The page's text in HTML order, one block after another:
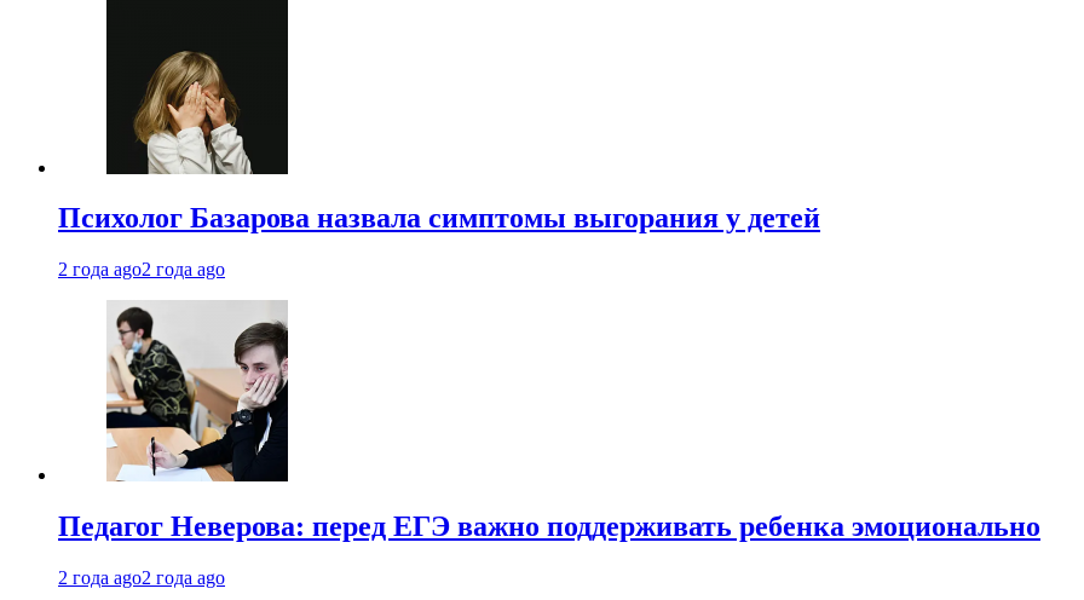
Психолог Базарова назвала симптомы выгорания у детей
2 года ago2 года ago
Педагог Неверова: перед ЕГЭ важно поддерживать ребенка эмоционально
2 года ago2 года ago